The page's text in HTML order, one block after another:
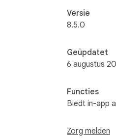
Versie
8.5.0
Geüpdatet
6 augustus
Functies
Biedt in-app
Zorg melden